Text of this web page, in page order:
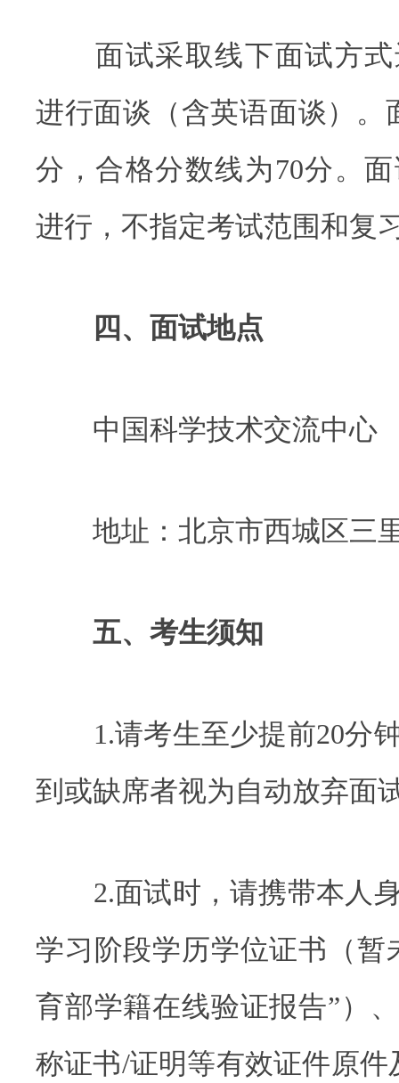
面试采取线下面试方式
进行面谈（含英语面谈）。
分，合格分数线为70分。
进行，不指定考试范围和复
四、面试地点
中国科学技术交流中心
地址：北京市西城区三
五、考生须知
1.请考生至少提前20分钟
到或缺席者视为自动放弃面
2.面试时，请携带本人身
学习阶段学历学位证书（暂
育部学籍在线验证报告”）
称证书/证明等有效证件原件